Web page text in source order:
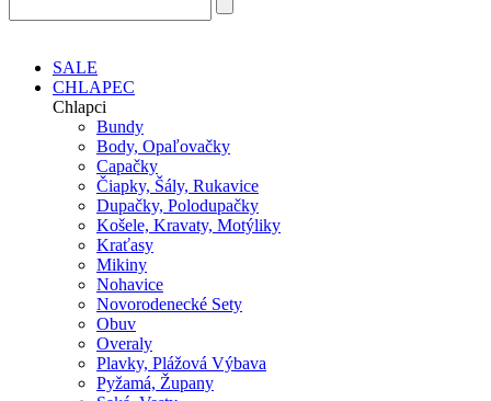
SALE
CHLAPEC
Chlapci
Bundy
Body, Opaľovačky
Capačky
Čiapky, Šály, Rukavice
Dupačky, Polodupačky
Košele, Kravaty, Motýliky
Kraťasy
Mikiny
Nohavice
Novorodenecké Sety
Obuv
Overaly
Plavky, Plážová Výbava
Pyžamá, Župany